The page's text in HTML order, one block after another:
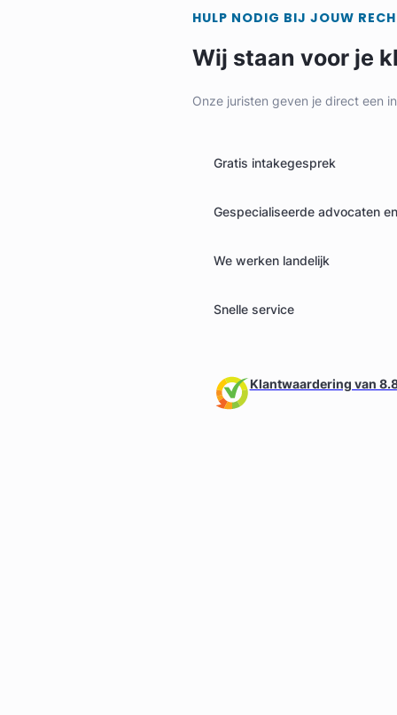
HULP NODIG BIJ JOUW
Wij staan voor je
Onze juristen geven je direct een
Gratis intakegesprek
Gespecialiseerde advocaten
We werken landelijk
Snelle service
Klantwaardering van